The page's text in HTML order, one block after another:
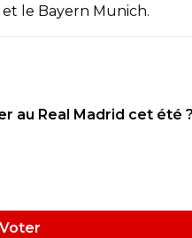
le Bayern Munich.
au Real Madrid cet été
Voter